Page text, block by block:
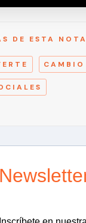
DE ESTA NOTA
CAMBIO